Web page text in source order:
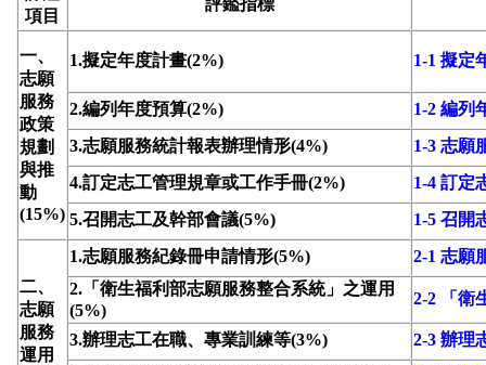
項目
評鑑指標
一、
志願
服務
政策
規劃
與推
動
(15%)
1.擬定年度計畫(2%) 1-1 擬定
2.編列年度預算(2%)
1-2 編列
3.志願服務統計報表辦理情形(4%)
1-3 志願
4.訂定志工管理規章或工作手冊(2%)
1-4 訂定
5.召開志工及幹部會議(5%)
1-5 召開
二、
志願
服務
運用
1.志願服務紀錄冊申請情形(5%)
2-1 志願
2.「衛生福利部志願服務整合系統」之運用
(5%)
2-2 「衛
3.辦理志工在職、專業訓練等(3%)
2-3 辦理